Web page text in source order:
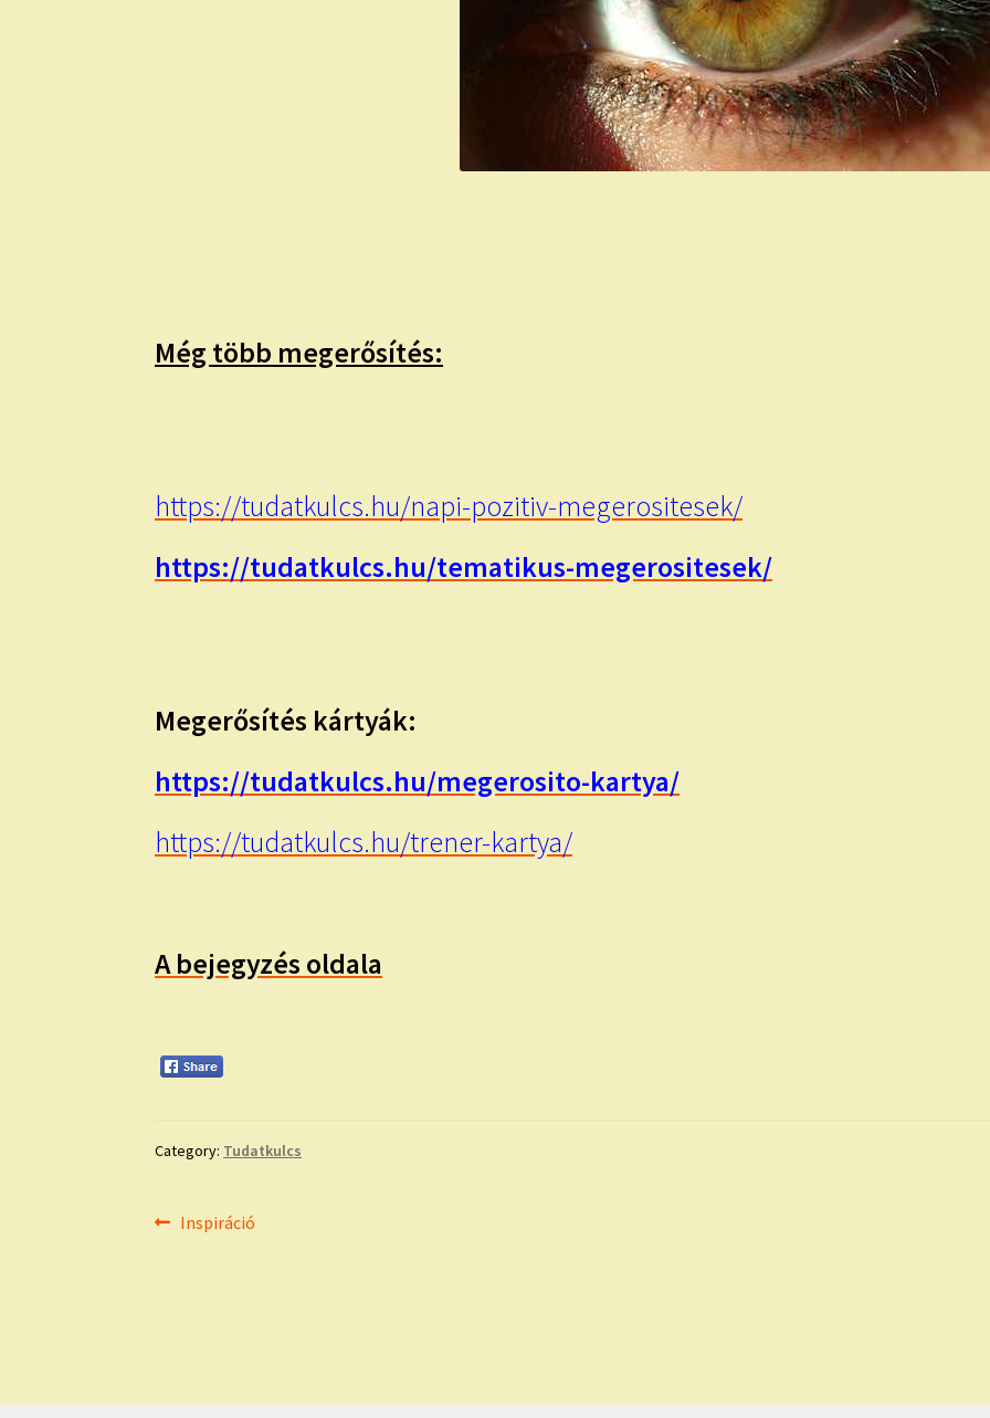
Még több megerősítés:
https://tudatkulcs.hu/napi-pozitiv-megerositesek/
https://tudatkulcs.hu/tematikus-megerositesek/
Megerősítés kártyák:
https://tudatkulcs.hu/megerosito-kartya/
https://tudatkulcs.hu/trener-kartya/
A bejegyzés oldala
Category: Tudatkulcs
Bejegyzés
Previous
Inspiráció